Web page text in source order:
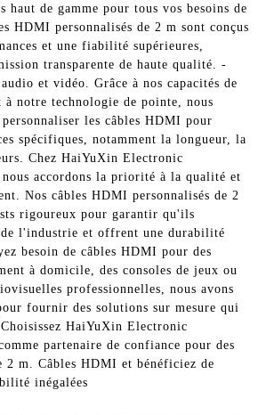
haut de gamme pour tous vos besoins de
HDMI personnalisés de 2 m sont conçus
et une fiabilité supérieures,
transparente de haute qualité. -
et vidéo. Grâce à nos capacités de
à notre technologie de pointe, nous
les câbles HDMI pour
spécifiques, notamment la longueur, la
Chez HaiYuXin Electronic
accordons la priorité à la qualité et
Nos câbles HDMI personnalisés de 2
rigoureux pour garantir qu'ils
de l'industrie et offrent une durabilité
besoin de câbles HDMI pour des
à domicile, des consoles de jeux ou
professionnelles, nous avons
fournir des solutions sur mesure qui
HaiYuXin Electronic
partenaire de confiance pour des
2 m. Câbles HDMI et bénéficiez de
inégalées